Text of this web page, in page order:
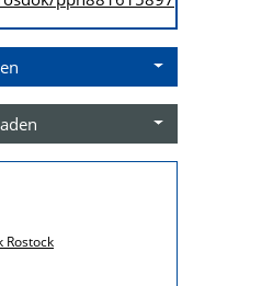
Rostock